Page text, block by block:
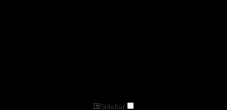
Sidebar